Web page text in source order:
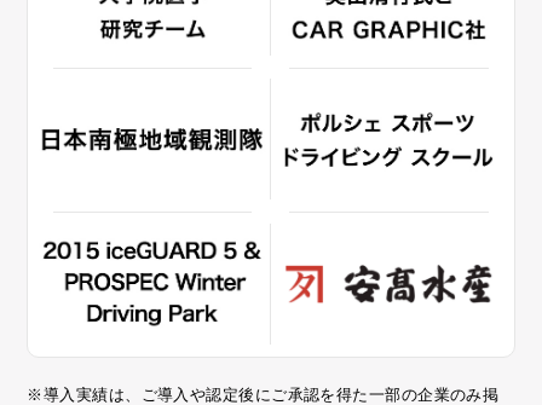
※導入実績は、ご導入や認定後にご承認を得た一部の企業のみ掲